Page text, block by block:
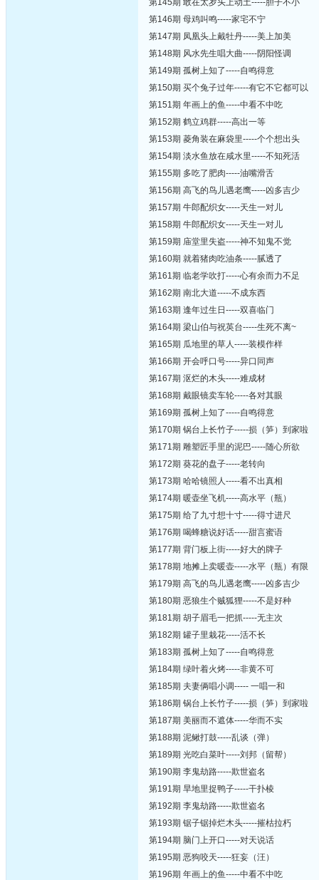
第145期 敢在太岁头上动土-----胆子不小
第146期 母鸡叫鸣-----家宅不宁
第147期 凤凰头上戴牡丹-----美上加美
第148期 风水先生唱大曲-----阴阳怪调
第149期 孤树上知了-----自鸣得意
第150期 买个兔子过年-----有它不它都可以
第151期 年画上的鱼-----中看不中吃
第152期 鹤立鸡群-----高出一等
第153期 菱角装在麻袋里-----个个想出头
第154期 淡水鱼放在咸水里-----不知死活
第155期 多吃了肥肉-----油嘴滑舌
第156期 高飞的鸟儿遇老鹰-----凶多吉少
第157期 牛郎配织女-----天生一对儿
第158期 牛郎配织女-----天生一对儿
第159期 庙堂里失盗-----神不知鬼不觉
第160期 就着猪肉吃油条-----腻透了
第161期 临老学吹打-----心有余而力不足
第162期 南北大道-----不成东西
第163期 逢年过生日-----双喜临门
第164期 梁山伯与祝英台-----生死不离~
第165期 瓜地里的草人-----装模作样
第166期 开会呼口号-----异口同声
第167期 沤烂的木头-----难成材
第168期 戴眼镜卖车轮-----各对其眼
第169期 孤树上知了-----自鸣得意
第170期 锅台上长竹子-----损（笋）到家啦
第171期 雕塑匠手里的泥巴-----随心所欲
第172期 葵花的盘子-----老转向
第173期 哈哈镜照人-----看不出真相
第174期 暖壶坐飞机-----高水平（瓶）
第175期 给了九寸想十寸-----得寸进尺
第176期 喝蜂糖说好话-----甜言蜜语
第177期 背门板上街-----好大的牌子
第178期 地摊上卖暖壶-----水平（瓶）有限
第179期 高飞的鸟儿遇老鹰-----凶多吉少
第180期 恶狼生个贼狐狸-----不是好种
第181期 胡子眉毛一把抓-----无主次
第182期 罐子里栽花-----活不长
第183期 孤树上知了-----自鸣得意
第184期 绿叶着火烤-----非黄不可
第185期 夫妻俩唱小调----- 一唱一和
第186期 锅台上长竹子-----损（笋）到家啦
第187期 美丽而不遮体-----华而不实
第188期 泥鳅打鼓-----乱谈（弹）
第189期 光吃白菜叶-----刘邦（留帮）
第190期 李鬼劫路-----欺世盗名
第191期 旱地里捉鸭子-----干扑棱
第192期 李鬼劫路-----欺世盗名
第193期 锯子锯掉烂木头-----摧枯拉朽
第194期 脑门上开口-----对天说话
第195期 恶狗咬天-----狂妄（汪）
第196期 年画上的鱼-----中看不中吃